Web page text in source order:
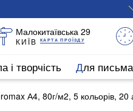
Малокитаївська 29
КИЇВ КАРТА ПРОЇЗДУ
і творчість Для письма
А4, 80г/м2, 5 кольорів,